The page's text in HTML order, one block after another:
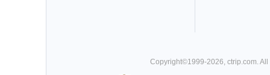
Copyright©1999-2026, ctrip.com.